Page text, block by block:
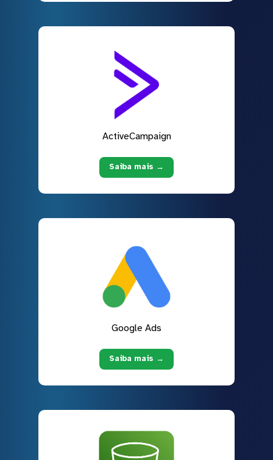
ActiveCampaign
Saiba mais →
Google Ads
Saiba mais →